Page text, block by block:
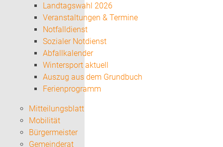
Landtagswahl 2026
Veranstaltungen & Termine
Notfalldienst
Sozialer Notdienst
Abfallkalender
Wintersport aktuell
Auszug aus dem Grundbuch
Ferienprogramm
Mitteilungsblatt
Mobilität
Bürgermeister
Gemeinderat